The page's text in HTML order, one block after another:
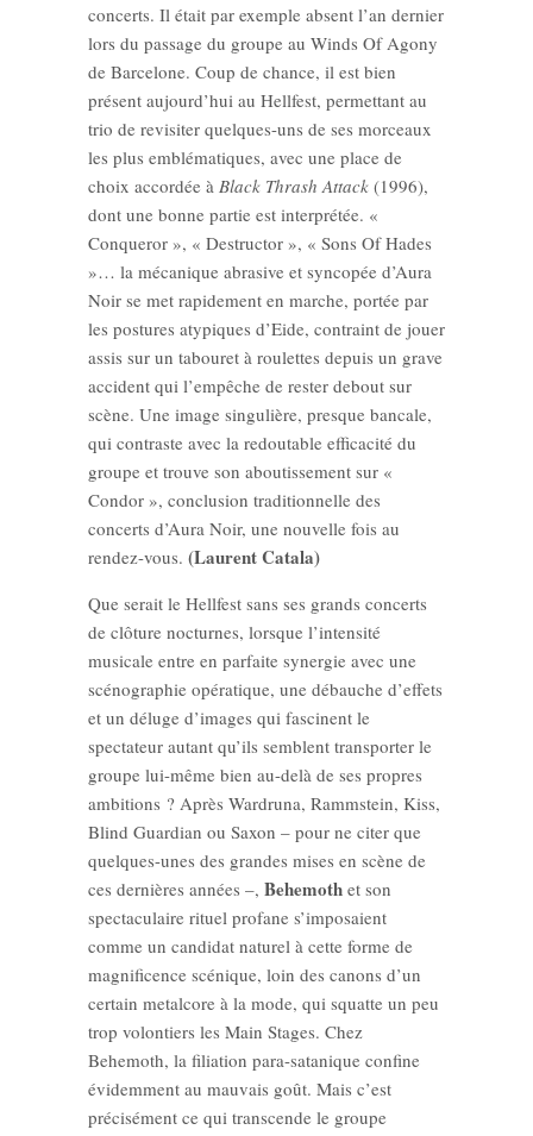
concerts. Il était par exemple absent l’an dernier
lors du passage du groupe au Winds Of Agony
de Barcelone. Coup de chance, il est bien
présent aujourd’hui au Hellfest, permettant au
trio de revisiter quelques-uns de ses morceaux
les plus emblématiques, avec une place de
choix accordée à Black Thrash Attack (1996),
dont une bonne partie est interprétée. «
Conqueror », « Destructor », « Sons Of Hades
»… la mécanique abrasive et syncopée d’Aura
Noir se met rapidement en marche, portée par
les postures atypiques d’Eide, contraint de jouer
assis sur un tabouret à roulettes depuis un grave
accident qui l’empêche de rester debout sur
scène. Une image singulière, presque bancale,
qui contraste avec la redoutable efficacité du
groupe et trouve son aboutissement sur «
Condor », conclusion traditionnelle des
concerts d’Aura Noir, une nouvelle fois au
rendez-vous. (Laurent Catala)
Que serait le Hellfest sans ses grands concerts
de clôture nocturnes, lorsque l’intensité
musicale entre en parfaite synergie avec une
scénographie opératique, une débauche d’effets
et un déluge d’images qui fascinent le
spectateur autant qu’ils semblent transporter le
groupe lui-même bien au-delà de ses propres
ambitions ? Après Wardruna, Rammstein, Kiss,
Blind Guardian ou Saxon – pour ne citer que
quelques-unes des grandes mises en scène de
ces dernières années –, Behemoth et son
spectaculaire rituel profane s’imposaient
comme un candidat naturel à cette forme de
magnificence scénique, loin des canons d’un
certain metalcore à la mode, qui squatte un peu
trop volontiers les Main Stages. Chez
Behemoth, la filiation para-satanique confine
évidemment au mauvais goût. Mais c’est
précisément ce qui transcende le groupe